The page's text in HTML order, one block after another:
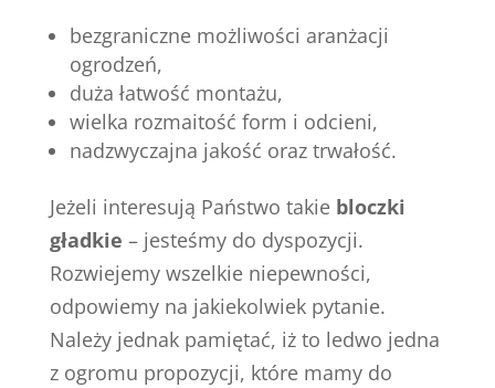
bezgraniczne możliwości aranżacji
ogrodzeń,
duża łatwość montażu,
wielka rozmaitość form i odcieni,
nadzwyczajna jakość oraz trwałość.
Jeżeli interesują Państwo takie bloczki
gładkie – jesteśmy do dyspozycji.
Rozwiejemy wszelkie niepewności,
odpowiemy na jakiekolwiek pytanie.
Należy jednak pamiętać, iż to ledwo jedna
z ogromu propozycji, które mamy do